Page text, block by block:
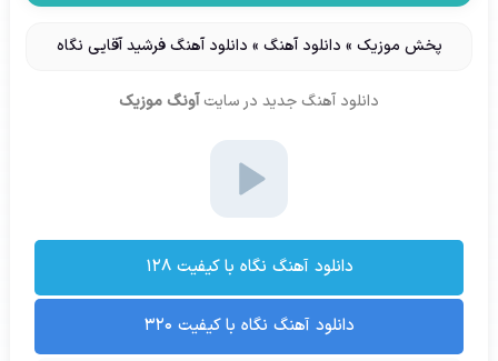
پخش موزیک » دانلود آهنگ » دانلود آهنگ فرشید آقایی نگاه
دانلود آهنگ جدید در سایت آونگ موزیک
دانلود آهنگ نگاه با کیفیت ۱۲۸
دانلود آهنگ نگاه با کیفیت ۳۲۰